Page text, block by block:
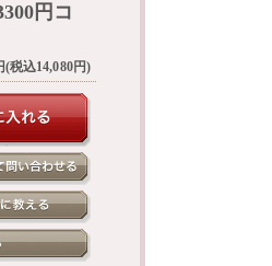
円コ
(税込14,080円)